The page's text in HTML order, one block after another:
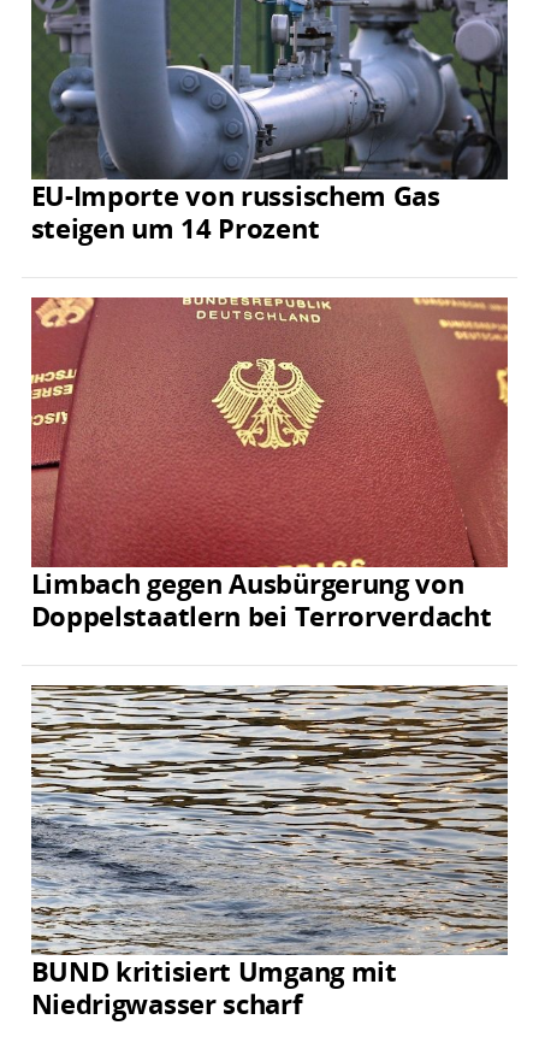
EU-Importe von russischem Gas
steigen um 14 Prozent
Limbach gegen Ausbürgerung von
Doppelstaatlern bei Terrorverdacht
BUND kritisiert Umgang mit
Niedrigwasser scharf